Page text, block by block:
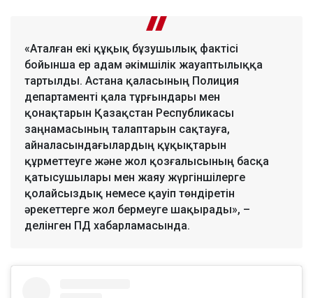
«Аталған екі құқық бұзушылық фактісі
бойынша ер адам әкімшілік жауаптылыққа
тартылды. Астана қаласының Полиция
департаменті қала тұрғындары мен
қонақтарын Қазақстан Республикасы
заңнамасының талаптарын сақтауға,
айналасындағылардың құқықтарын
құрметтеуге және жол қозғалысының басқа
қатысушылары мен жаяу жүргіншілерге
қолайсыздық немесе қауіп төндіретін
әрекеттерге жол бермеуге шақырады», –
делінген ПД хабарламасында.